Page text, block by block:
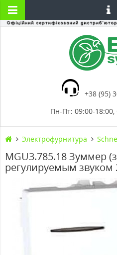
+38 (95)
Пн-Пт: 09:00-
Электрофурнитура
MGU3.785.18 Зуммер
регулируемым звуком